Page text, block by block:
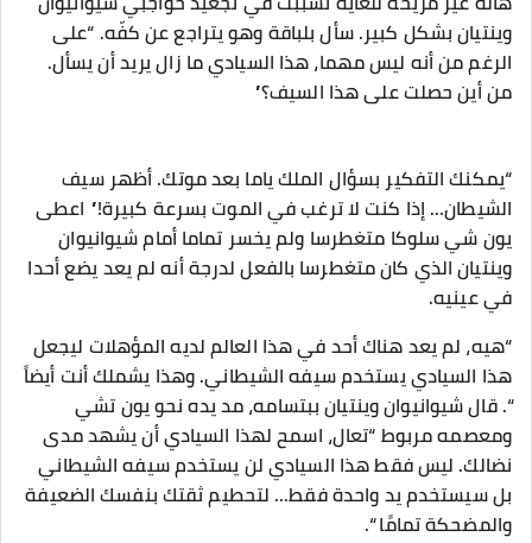
وينتيان بشكل كبير. سأل بلباقة وهو يتراجع عن كفّه. “على
الرغم من أنه ليس مهما، هذا السيادي ما زال يريد أن يسأل.
من أين حصلت على هذا السيف؟”
“يمكنك التفكير بسؤال الملك ياما بعد موتك. أظهر سيف
الشيطان… إذا كنت لا ترغب في الموت بسرعة كبيرة!” اعطى
يون شي سلوكا متغطرسا ولم يخسر تماما أمام شيوانيوان
وينتيان الذي كان متغطرسا بالفعل لدرجة أنه لم يعد يضع أحدا
في عينيه.
“هيه، لم يعد هناك أحد في هذا العالم لديه المؤهلات ليجعل
هذا السيادي يستخدم سيفه الشيطاني. وهذا يشملك أنت أيضاً
“. قال شيوانيوان وينتيان ببتسامه، مد يده نحو يون تشي
ومعصمه مربوط “تعال، اسمح لهذا السيادي أن يشهد مدى
نضالك. ليس فقط هذا السيادي لن يستخدم سيفه الشيطاني
بل سيستخدم يد واحدة فقط… لتحطيم ثقتك بنفسك الضعيفة
والمضحكة تمامًا “.